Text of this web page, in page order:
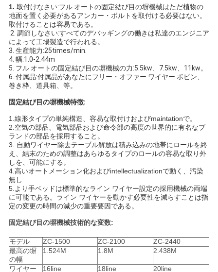
用
を
要
求
し
な
さ
い
地
図
PRIVACY
POLICY
1. 取付けなさい:フル オートの固定結び目の塀機械はただ植物の
地面を置く必要があるアンカー・ボルトを取付ける必要はない。
取付けることは容易である。
2. 調節しなさい:すべてのデバッギングの働きは私達のエンジニア
によって工場製造で行われる。
3. 生産能力:25times/min.
4. 幅:1.0-2.44m
5. フル オートの固定結び目の塀機械の力:5.5kw、7.5kw、11kw。
6. 付属品:付属品があなたにフリー・オファー ワイヤー ボビン、
巻き枠、道具箱、等。
固定結び目の塀機械特徴:
1.線形タイプの単純構造、容易な取付けおよびmaintationで。
2.空気の部品、電気部品および命令部の高度の世界的に有名なブ
ランドの部品を採用すること。
3. 自動ワイヤー除去テーブル解放は積み込みの地帯にロールを終
え、結末のための調整はあらゆるタイプのロールの容易な取り外
しを、可能にする。
4.高いオートメーション化およびintellectualizationで動く、汚染
無し
5.より手ベッドは標準的なライン ワイヤー設定の採用機械の両端
に可能である。ライン ワイヤーを動かす必要性を減らすことは指
定の変更の時間の減少の重要要因である。
固定結び目の塀機械技術的な変数:
モデル ZC-1500 ZC-2100
ZC-2440
最高の塀
の幅
1.524M 1.8M 2.438M
ワイヤー
16line 18line 20line